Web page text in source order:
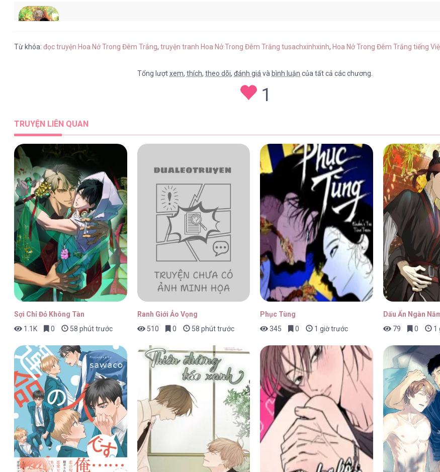
20/04/
Hoa Nở Trong Đêm Trắng [...] – Chap 15.5 20/04/
Hoa Nở Trong Đêm Trắng [...] – Chap 15 20/04/
Hoa Nở Trong Đêm Trắng [...] – Chap 14.5 20/04/
Hoa Nở Trong Đêm Trắng [...] – Chap 14 20/04/
Từ khóa:đọc truyện Hoa Nở Trong Đêm Trắng,truyện tranh Hoa Nở Trong Đêm Trắng tusachxinhxinh, Hoa Nở Trong Đêm Trắng tiếng
Tổng lượtxem,thích,theo dõi,đánh giá và bình luận của tất cả các chương.
1
TRUYỆN LIÊN QUAN
Sợi Chỉ Đỏ Không Tàn
1.1K
0 58 phút trước
Ranh Giới Ảo Vọng
510
0 58 phút trước
Phục Tùng
345
0 1 giờ trước
Dấu Ấn Ngàn
79
0 1